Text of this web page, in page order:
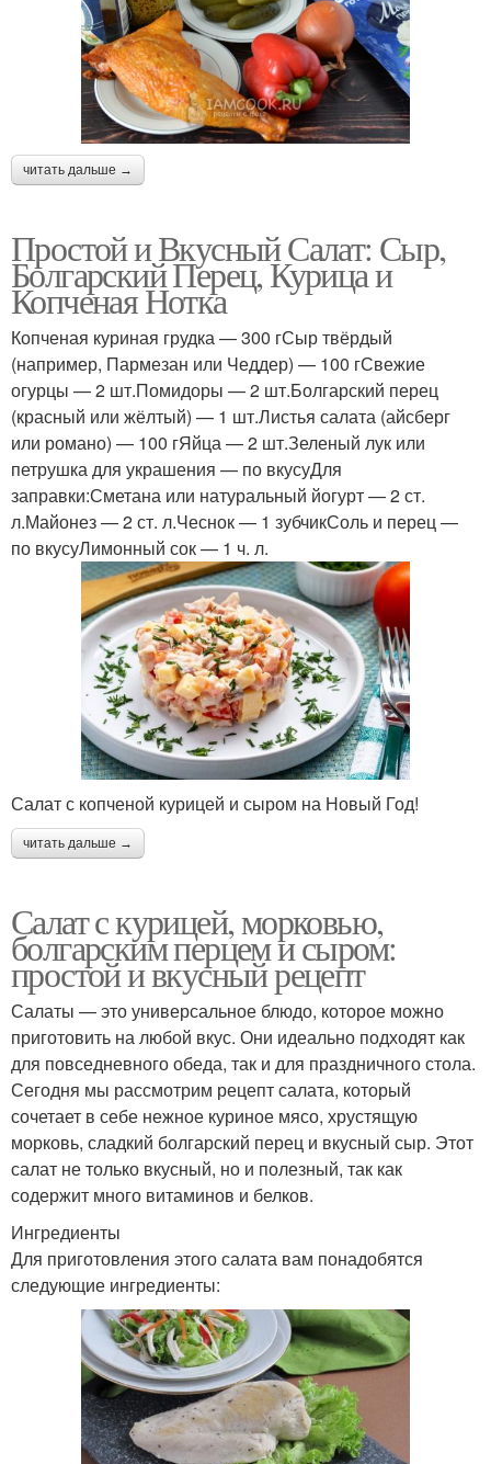
читать дальше →
Простой и Вкусный Салат: Сыр,
Болгарский Перец, Курица и
Копченая Нотка
Копченая куриная грудка — 300 гСыр твёрдый
(например, Пармезан или Чеддер) — 100 гСвежие
огурцы — 2 шт.Помидоры — 2 шт.Болгарский перец
(красный или жёлтый) — 1 шт.Листья салата (айсберг
или романо) — 100 гЯйца — 2 шт.Зеленый лук или
петрушка для украшения — по вкусуДля
заправки:Сметана или натуральный йогурт — 2 ст.
л.Майонез — 2 ст. л.Чеснок — 1 зубчикСоль и перец —
по вкусуЛимонный сок — 1 ч. л.
Салат с копченой курицей и сыром на Новый Год!
читать дальше →
Салат с курицей, морковью,
болгарским перцем и сыром:
простой и вкусный рецепт
Салаты — это универсальное блюдо, которое можно
приготовить на любой вкус. Они идеально подходят как
для повседневного обеда, так и для праздничного стола.
Сегодня мы рассмотрим рецепт салата, который
сочетает в себе нежное куриное мясо, хрустящую
морковь, сладкий болгарский перец и вкусный сыр. Этот
салат не только вкусный, но и полезный, так как
содержит много витаминов и белков.
Ингредиенты
Для приготовления этого салата вам понадобятся
следующие ингредиенты: